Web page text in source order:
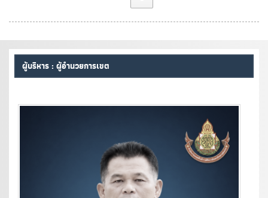
ผู้บริหาร : ผู้อำนวยการเขต